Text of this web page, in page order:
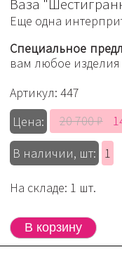
Еще одна
Специальное
вам любое изделия
Артикул: 447
Цена:
20 700 ₽
В наличии, шт:
1
На складе: 1 шт.